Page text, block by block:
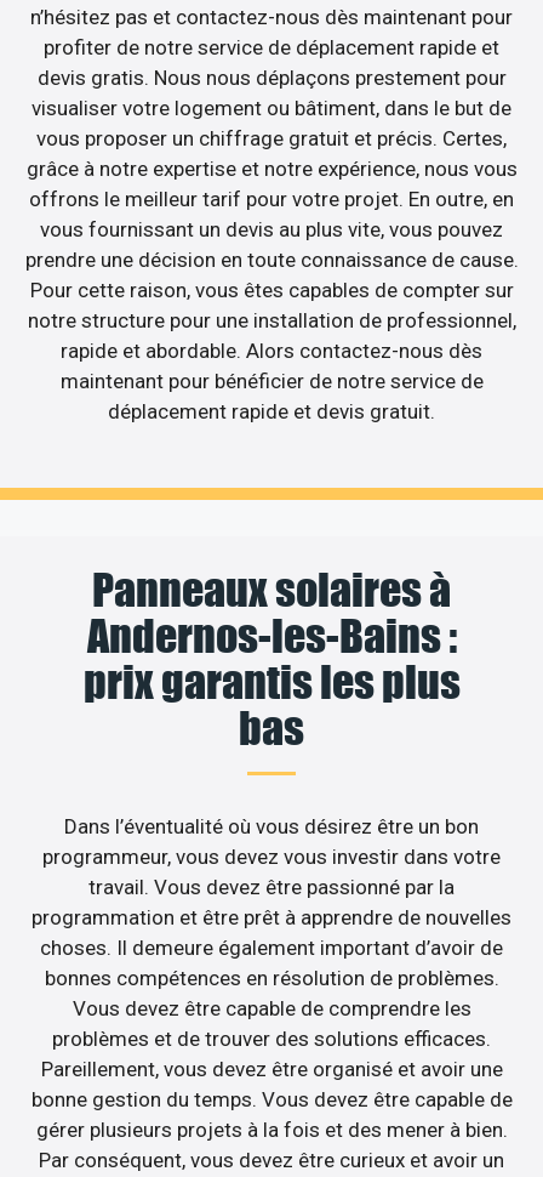
n’hésitez pas et contactez-nous dès maintenant pour
profiter de notre service de déplacement rapide et
devis gratis. Nous nous déplaçons prestement pour
visualiser votre logement ou bâtiment, dans le but de
vous proposer un chiffrage gratuit et précis. Certes,
grâce à notre expertise et notre expérience, nous vous
offrons le meilleur tarif pour votre projet. En outre, en
vous fournissant un devis au plus vite, vous pouvez
prendre une décision en toute connaissance de cause.
Pour cette raison, vous êtes capables de compter sur
notre structure pour une installation de professionnel,
rapide et abordable. Alors contactez-nous dès
maintenant pour bénéficier de notre service de
déplacement rapide et devis gratuit.
Panneaux solaires à
Andernos-les-Bains :
prix garantis les plus
bas
Dans l’éventualité où vous désirez être un bon
programmeur, vous devez vous investir dans votre
travail. Vous devez être passionné par la
programmation et être prêt à apprendre de nouvelles
choses. Il demeure également important d’avoir de
bonnes compétences en résolution de problèmes.
Vous devez être capable de comprendre les
problèmes et de trouver des solutions efficaces.
Pareillement, vous devez être organisé et avoir une
bonne gestion du temps. Vous devez être capable de
gérer plusieurs projets à la fois et des mener à bien.
Par conséquent, vous devez être curieux et avoir un